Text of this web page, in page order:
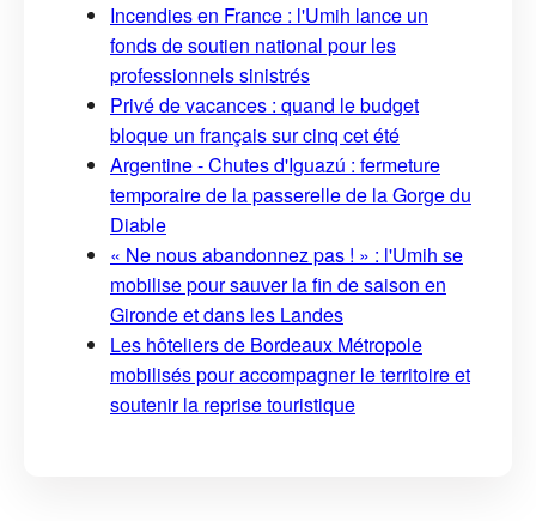
Incendies en France : l'Umih lance un
fonds de soutien national pour les
professionnels sinistrés
Privé de vacances : quand le budget
bloque un français sur cinq cet été
Argentine - Chutes d'Iguazú : fermeture
temporaire de la passerelle de la Gorge du
Diable
« Ne nous abandonnez pas ! » : l'Umih se
mobilise pour sauver la fin de saison en
Gironde et dans les Landes
Les hôteliers de Bordeaux Métropole
mobilisés pour accompagner le territoire et
soutenir la reprise touristique